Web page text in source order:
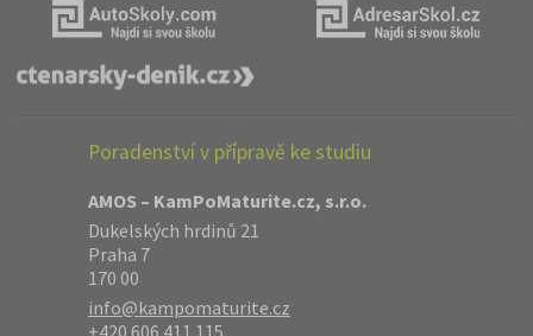
Poradenství v přípravě ke studiu
AMOS – KamPoMaturite.cz, s.r.o.
Dukelských hrdinů 21
Praha 7
170 00
info@kampomaturite.cz